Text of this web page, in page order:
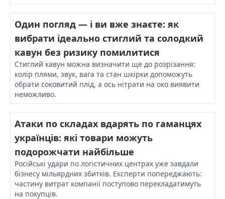
Один погляд — і ви вже знаєте: як
вибрати ідеально стиглий та солодкий
кавун без ризику помилитися
Стиглий кавун можна визначити ще до розрізання:
колір плями, звук, вага та стан шкірки допоможуть
обрати соковитий плід, а ось нітрати на око виявити
неможливо.
Атаки по складах вдарять по гаманцях
українців: які товари можуть
подорожчати найбільше
Російські удари по логістичних центрах уже завдали
бізнесу мільярдних збитків. Експерти попереджають:
частину витрат компанії поступово перекладатимуть
на покупців.